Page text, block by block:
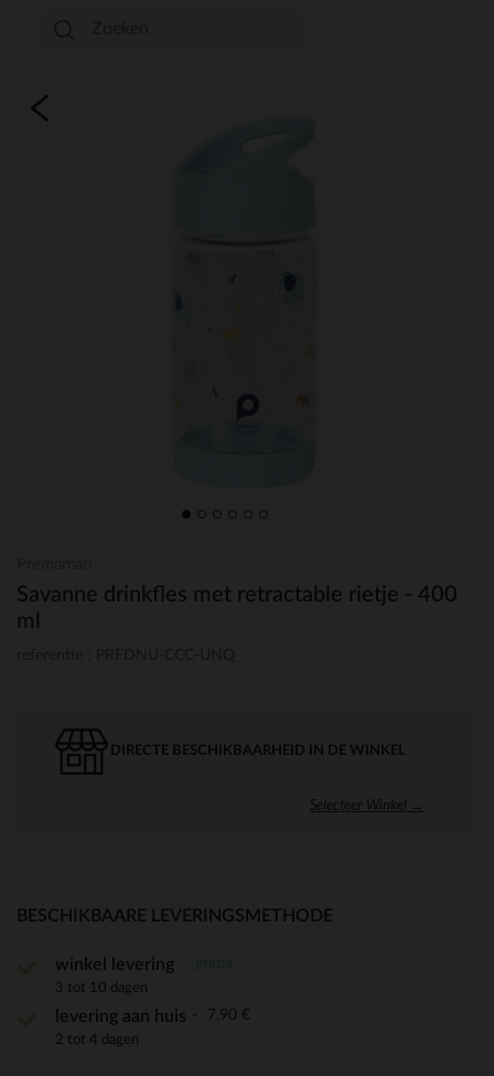
Savanne drinkfles met retractable rietje - 400
ml
DIRECTE BESCHIKBAARHEID IN DE WINKEL
Selecteer Winkel →
BESCHIKBAARE LEVERINGSMETHODE
winkel levering
3 tot 10 dagen
levering aan huis 7,90 €
2 tot 4 dagen